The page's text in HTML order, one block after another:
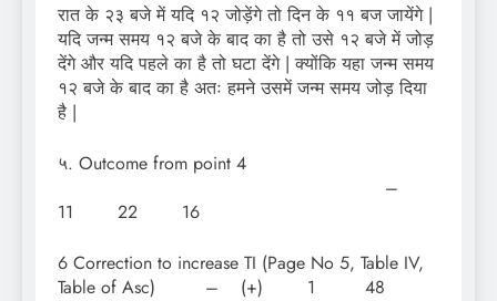
रात के २३ बजे में यदि १२ जोड़ेंगे तो दिन के ११ बज जायेंगे |
यदि जन्म समय १२ बजे के बाद का है तो उसे १२ बजे में जोड़
देंगे और यदि पहले का है तो घटा देंगे | क्योंकि यहा जन्म समय
१२ बजे के बाद का है अतः हमने उसमें जन्म समय जोड़ दिया
है |
५. Outcome from point 4
–
11 22 16
6 Correction to increase TI (Page No 5, Table IV,
Table of Asc) – (+) 1 48